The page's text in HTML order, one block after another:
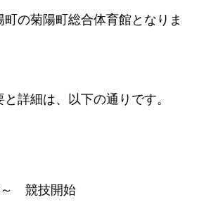
の菊陽町総合体育館となりま
詳細は、以下の通りです。
～ 競技開始